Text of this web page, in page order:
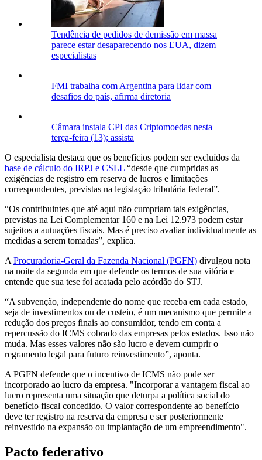
Tendência de pedidos de demissão em massa
parece estar desaparecendo nos EUA, dizem
especialistas
FMI trabalha com Argentina para lidar com
desafios do país, afirma diretoria
Câmara instala CPI das Criptomoedas nesta
terça-feira (13); assista
O especialista destaca que os benefícios podem ser excluídos da
base de cálculo do IRPJ e CSLL “desde que cumpridas as
exigências de registro em reserva de lucros e limitações
correspondentes, previstas na legislação tributária federal”.
“Os contribuintes que até aqui não cumpriam tais exigências,
previstas na Lei Complementar 160 e na Lei 12.973 podem estar
sujeitos a autuações fiscais. Mas é preciso avaliar individualmente as
medidas a serem tomadas”, explica.
A Procuradoria-Geral da Fazenda Nacional (PGFN) divulgou nota
na noite da segunda em que defende os termos de sua vitória e
entende que sua tese foi acatada pelo acórdão do STJ.
“A subvenção, independente do nome que receba em cada estado,
seja de investimentos ou de custeio, é um mecanismo que permite a
redução dos preços finais ao consumidor, tendo em conta a
repercussão do ICMS cobrado das empresas pelos estados. Isso não
muda. Mas esses valores não são lucro e devem cumprir o
regramento legal para futuro reinvestimento”, aponta.
A PGFN defende que o incentivo de ICMS não pode ser
incorporado ao lucro da empresa. "Incorporar a vantagem fiscal ao
lucro representa uma situação que deturpa a política social do
benefício fiscal concedido. O valor correspondente ao benefício
deve ter registro na reserva da empresa e ser posteriormente
reinvestido na expansão ou implantação de um empreendimento".
Pacto federativo